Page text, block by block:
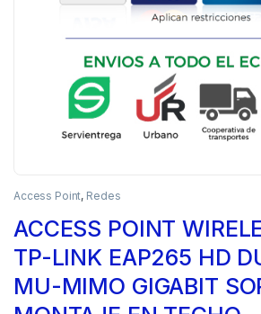
Access Point, Redes
ACCESS POINT
TP-LINK EAP265 HD
MU-MIMO GIGABIT